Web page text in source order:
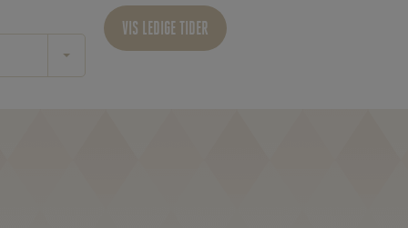
VIS LEDIGE TIDER